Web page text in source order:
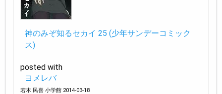
神のみぞ知るセカイ 25 (少年サンデーコミック
ス)
posted with
ヨメレバ
若木 民喜 小学館 2014-03-18